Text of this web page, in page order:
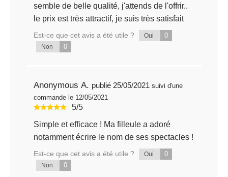
semble de belle qualité, j'attends de l'offrir..
le prix est très attractif, je suis très satisfait
Est-ce que cet avis a été utile ? Oui 0
Non 0
Anonymous A. publié 25/05/2021 suivi d'une
commande le 12/05/2021
5/5
Simple et efficace ! Ma filleule a adoré
notamment écrire le nom de ses spectacles !
Est-ce que cet avis a été utile ? Oui 0
Non 0